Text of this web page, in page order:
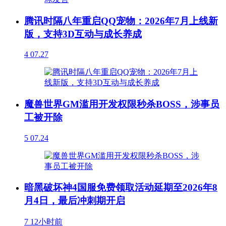
腾讯时隔八年重启QQ宠物：2026年7月上线新
版，支持3D互动与成长养成
4 07.27
魔兽世界GM滥用开发权限秒杀BOSS，涉事员
工被开除
5 07.24
暗黑破坏神4国服免费领取活动延期至2026年8
月4日，最后冲刺期开启
7 12小时前